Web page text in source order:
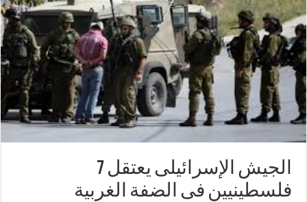
الجيش الإسرائيلى يعتقل 7
فلسطينيين فى الضفة الغربية